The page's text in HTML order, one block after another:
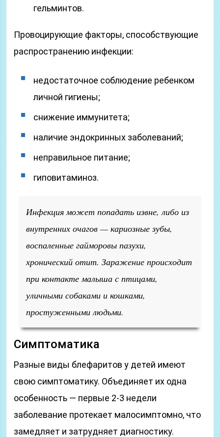
гельминтов.
Провоцирующие факторы, способствующие
распространению инфекции:
недостаточное соблюдение ребенком
личной гигиены;
снижение иммунитета;
наличие эндокринных заболеваний;
неправильное питание;
гиповитаминоз.
Инфекция может попадать извне, либо из
внутренних очагов — кариозные зубы,
воспаленные гайморовы пазухи,
хронический отит. Заражение происходит
при контакте малыша с птицами,
уличными собаками и кошками,
простуженными людьми.
Симптоматика
Разные виды блефаритов у детей имеют
свою симптоматику. Объединяет их одна
особенность — первые 2-3 недели
заболевание протекает малосимптомно, что
замедляет и затрудняет диагностику.